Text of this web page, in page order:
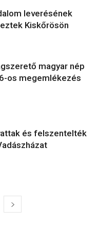
leverésének
Kiskőrösön
magyar nép
os megemlékezés
és felszentelték